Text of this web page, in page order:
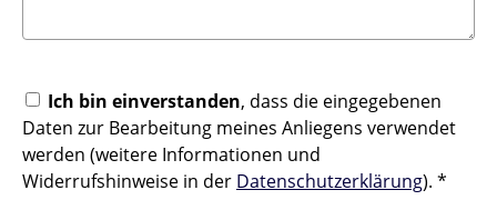
Ich bin einverstanden, dass die eingegebenen
Daten zur Bearbeitung meines Anliegens verwendet
werden (weitere Informationen und
Widerrufshinweise in der Datenschutzerklärung). *